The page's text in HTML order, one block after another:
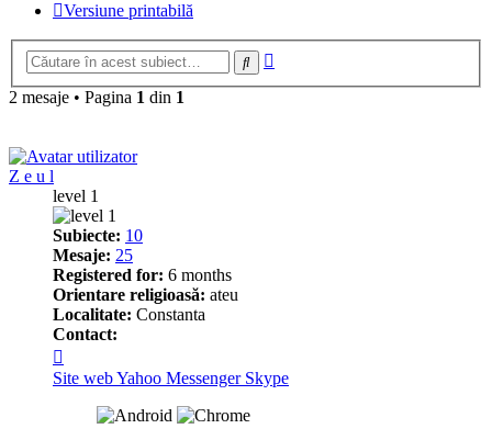
Versiune printabilă
Căutare
2 mesaje • Pagina 1 din 1
Z e u l
level 1
Subiecte: 10
Mesaje: 25
Registered for: 6 months
Orientare religioasă: ateu
Localitate: Constanta
Contact:
pe
Z
Site webYahoo Messenger Skype